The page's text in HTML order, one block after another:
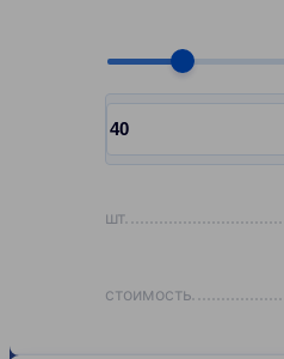
Choose quantity, pcs
Input quantity, pcs
шт
стоимость